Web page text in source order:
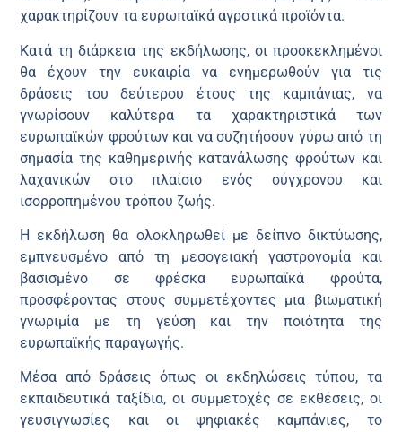
χαρακτηρίζουν τα ευρωπαϊκά αγροτικά προϊόντα.
Κατά τη διάρκεια της εκδήλωσης, οι προσκεκλημένοι
θα έχουν την ευκαιρία να ενημερωθούν για τις
δράσεις του δεύτερου έτους της καμπάνιας, να
γνωρίσουν καλύτερα τα χαρακτηριστικά των
ευρωπαϊκών φρούτων και να συζητήσουν γύρω από τη
σημασία της καθημερινής κατανάλωσης φρούτων και
λαχανικών στο πλαίσιο ενός σύγχρονου και
ισορροπημένου τρόπου ζωής.
Η εκδήλωση θα ολοκληρωθεί με δείπνο δικτύωσης,
εμπνευσμένο από τη μεσογειακή γαστρονομία και
βασισμένο σε φρέσκα ευρωπαϊκά φρούτα,
προσφέροντας στους συμμετέχοντες μια βιωματική
γνωριμία με τη γεύση και την ποιότητα της
ευρωπαϊκής παραγωγής.
Μέσα από δράσεις όπως οι εκδηλώσεις τύπου, τα
εκπαιδευτικά ταξίδια, οι συμμετοχές σε εκθέσεις, οι
γευσιγνωσίες και οι ψηφιακές καμπάνιες, το